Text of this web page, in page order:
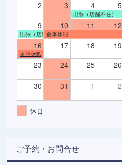
2 3 4 5
出張（店舗不在）
9 10 11 12
出張（店舗不在）
夏季休暇
16 17 18 19
夏季休暇
23 24 25 26
30 31 1 2
休日
ご予約・お問合せ